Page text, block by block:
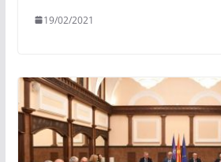
19/02/2021